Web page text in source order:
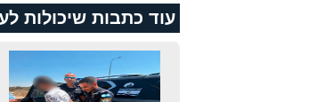
עוד כתבות שיכולות